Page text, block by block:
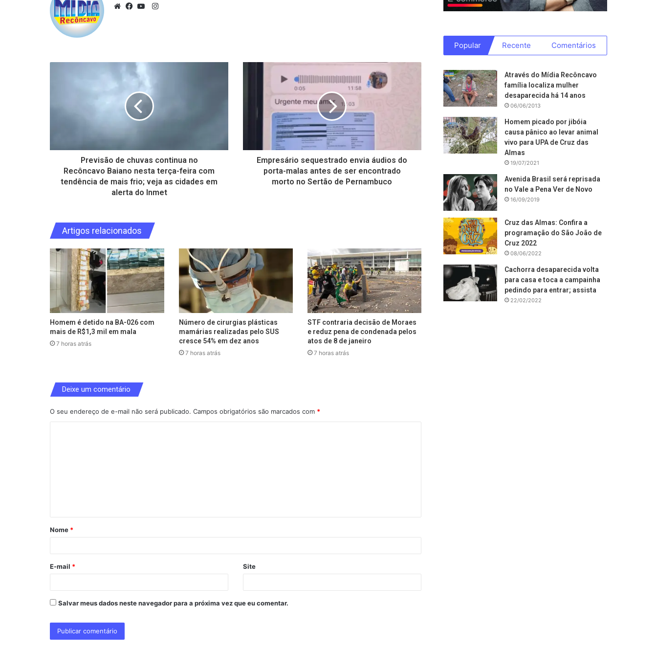
Instagram
Previsão de chuvas continua no
Recôncavo Baiano nesta terça-feira com
tendência de mais frio; veja as cidades em
alerta do Inmet
Empresário sequestrado envia áudios do
porta-malas antes de ser encontrado
morto no Sertão de Pernambuco
Artigos relacionados
Homem é detido na BA-026 com
mais de R$1,3 mil em mala
7 horas atrás
Número de cirurgias plásticas
mamárias realizadas pelo SUS
cresce 54% em dez anos
7 horas atrás
STF contraria decisão de Moraes
e reduz pena de condenada pelos
atos de 8 de janeiro
7 horas atrás
Deixe um comentário
O seu endereço de e-mail não será publicado. Campos obrigatórios são marcados com *
á
r
*
Nome *
E-mail * Site
Salvar meus dados neste navegador para a próxima vez que eu comentar.
Popular Recente Comentários
Através do Mídia Recôncavo
família localiza mulher
desaparecida há 14 anos
06/06/2013
Homem picado por jibóia
causa pânico ao levar animal
vivo para UPA de Cruz das
Almas
19/07/2021
Avenida Brasil será reprisada
no Vale a Pena Ver de Novo
16/09/2019
Cruz das Almas: Confira a
programação do São João de
Cruz 2022
08/06/2022
Cachorra desaparecida volta
para casa e toca a campainha
pedindo para entrar; assista
22/02/2022